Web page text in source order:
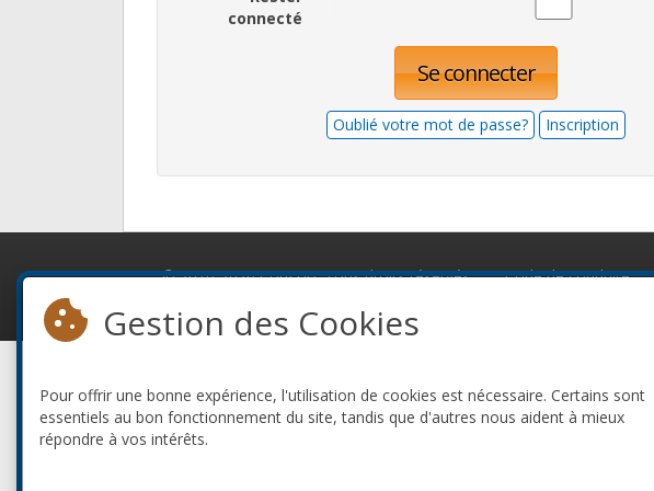
connecté
Se connecter
Oublié votre mot de passe? Inscription
© 2010-2026 ConFoo. Tous droits réservés. Code de conduite
Gestion des Cookies
Pour offrir une bonne expérience, l'utilisation de cookies est nécessaire. Certains sont
essentiels au bon fonctionnement du site, tandis que d'autres nous aident à mieux
répondre à vos intérêts.